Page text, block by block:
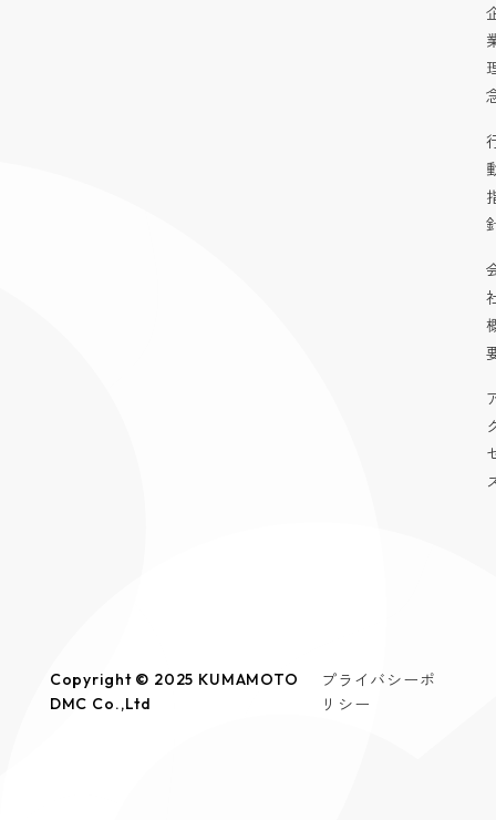
Copyright © 2025 KUMAMOTO
DMC Co.,Ltd
プライバシーポ
リシー